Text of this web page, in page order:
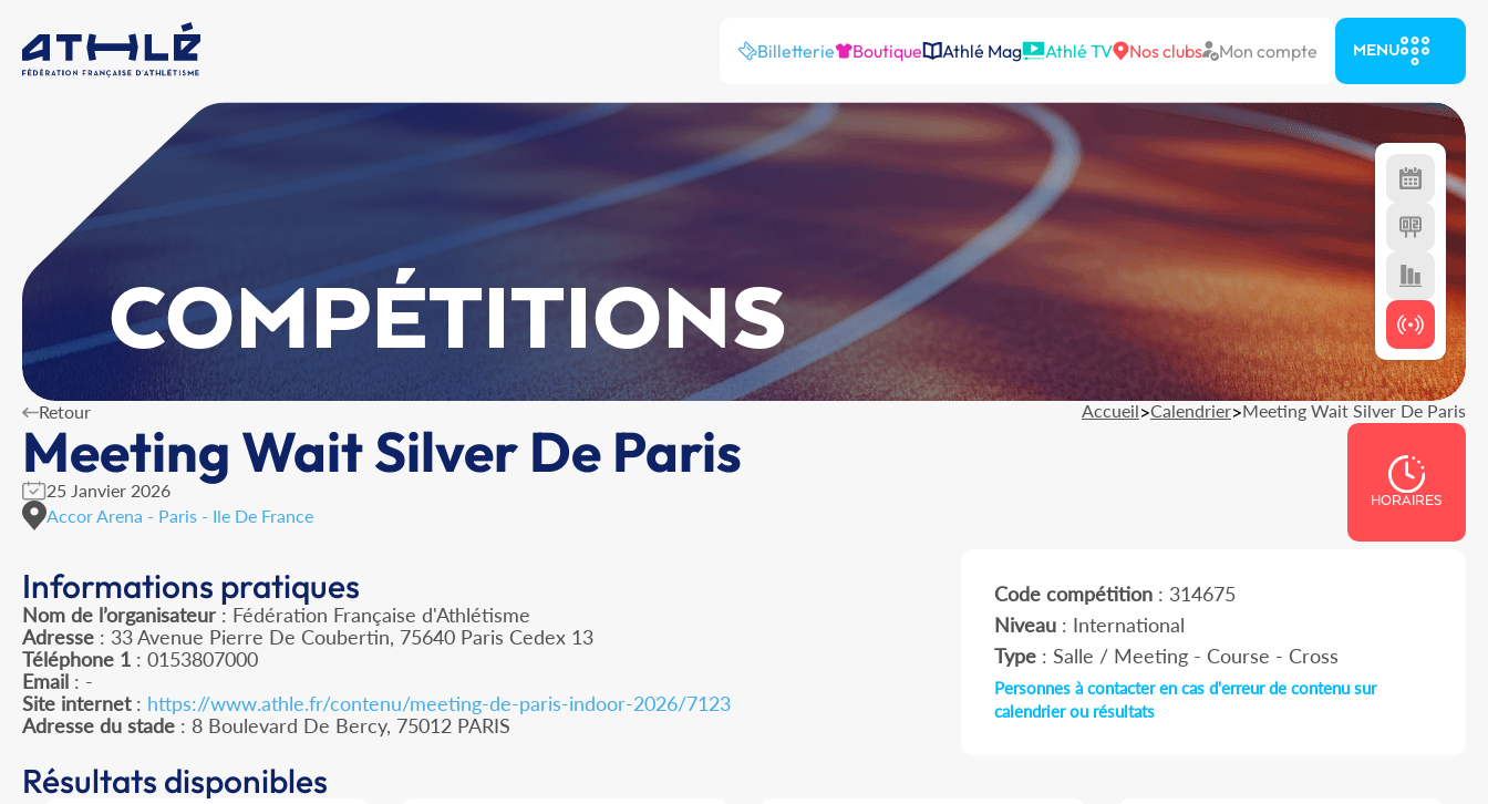
Billetterie Boutique Athlé Mag Athlé TV Nos clubs Mon compte MENU
COMPÉTITIONS
Retour Accueil>Calendrier>Meeting Wait Silver De Paris
Meeting Wait Silver De Paris
25 Janvier 2026
Accor Arena - Paris - Ile De France
HORAIRES
Informations pratiques
Nom de l’organisateur : Fédération Française d'Athlétisme
Adresse : 33 Avenue Pierre De Coubertin, 75640 Paris Cedex 13
Téléphone 1 : 0153807000
Email : -
Site internet: https://www.athle.fr/contenu/meeting-de-paris-indoor-2026/7123
Adresse du stade : 8 Boulevard De Bercy, 75012 PARIS
Code compétition: 314675
Niveau: International
Type: Salle / Meeting - Course - Cross
Personnes à contacter en cas d'erreur de contenu sur
calendrier ou résultats
Résultats disponibles